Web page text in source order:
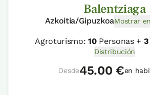
Balentziaga
Azkoitia/GipuzkoaMostrar
Agroturismo:10Personas + 3
Distribución
Desde45.00 €en